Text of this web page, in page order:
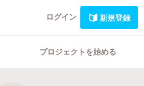
ログイン 新規登録
プロジェクトを始める